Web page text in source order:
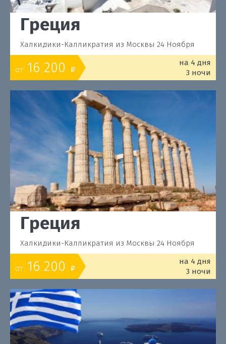
Греция
Халкидики-Калликратия из Москвы 24 Ноября
от 16 200 o
на 4 дня
3 ночи
Греция
Халкидики-Калликратия из Москвы 24 Ноября
от 16 200 o
на 4 дня
3 ночи